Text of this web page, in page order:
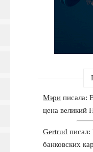
Мэри писала:
цена великий
Gertrud писал:
банковских